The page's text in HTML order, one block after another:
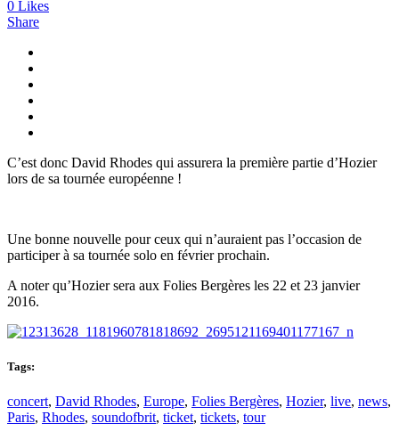
0 Likes
Share
C’est donc David Rhodes qui assurera la première partie d’Hozier
lors de sa tournée européenne !
Une bonne nouvelle pour ceux qui n’auraient pas l’occasion de
participer à sa tournée solo en février prochain.
A noter qu’Hozier sera aux Folies Bergères les 22 et 23 janvier
2016.
Tags:
concert, David Rhodes, Europe, Folies Bergères, Hozier, live, news,
Paris, Rhodes, soundofbrit, ticket, tickets, tour